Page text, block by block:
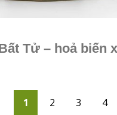
Tử – hoả biến
1 2 3 4